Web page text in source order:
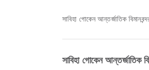
সাবিহা গোকেন আন্তর্জাতিক
সাবিহা গোকেন আন্তর্জাতিক